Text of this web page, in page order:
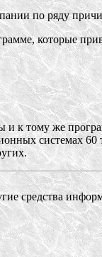
по ряду
которые
и к тому же
системах 60
средства